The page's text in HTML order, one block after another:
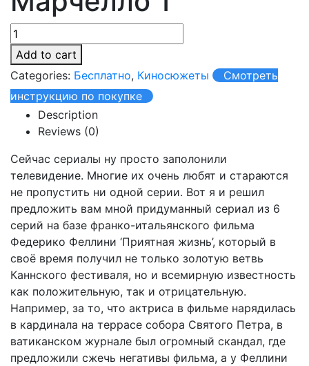
Add to cart
Categories: Бесплатно, Киносюжеты
Смотреть
инструкцию по покупке
Description
Reviews (0)
Сейчас сериалы ну просто заполонили
телевидение. Многие их очень любят и стараются
не пропустить ни одной серии. Вот я и решил
предложить вам мной придуманный сериал из 6
серий на базе франко-итальянского фильма
Федерико Феллини ‘Приятная жизнь’, который в
своё время получил не только золотую ветвь
Каннского фестиваля, но и всемирную известность
как положительную, так и отрицательную.
Например, за то, что актриса в фильме нарядилась
в кардинала на террасе собора Святого Петра, в
ватиканском журнале был огромный скандал, где
предложили сжечь негативы фильма, а у Феллини